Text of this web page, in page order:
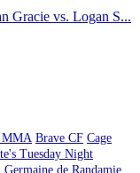
Gracie vs. Logan S...
MMA Brave CF Cage
Tuesday Night
Germaine de Randamie